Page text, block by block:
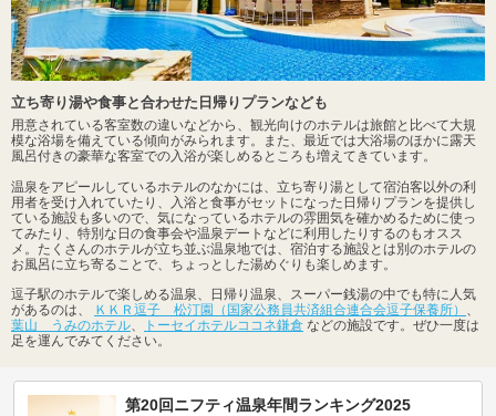
立ち寄り湯や食事と合わせた日帰りプランなども
用意されている客室数の違いなどから、観光向けのホテルは旅館と比べて大規
模な浴場を備えている傾向がみられます。また、最近では大浴場のほかに露天
風呂付きの豪華な客室での入浴が楽しめるところも増えてきています。
温泉をアピールしているホテルのなかには、立ち寄り湯として宿泊客以外の利
用者を受け入れていたり、入浴と食事がセットになった日帰りプランを提供し
ている施設も多いので、気になっているホテルの雰囲気を確かめるために使っ
てみたり、特別な日の食事会や温泉デートなどに利用したりするのもオスス
メ。たくさんのホテルが立ち並ぶ温泉地では、宿泊する施設とは別のホテルの
お風呂に立ち寄ることで、ちょっとした湯めぐりも楽しめます。
逗子駅のホテルで楽しめる温泉、日帰り温泉、スーパー銭湯の中でも特に人気
があるのは、
ＫＫＲ逗子 松汀園（国家公務員共済組合連合会逗子保養所）
葉山 うみのホテル
トーセイホテルココネ鎌倉 などの施設です。ぜひ一度は
足を運んでみてください。
第20回ニフティ温泉年間ランキング2025